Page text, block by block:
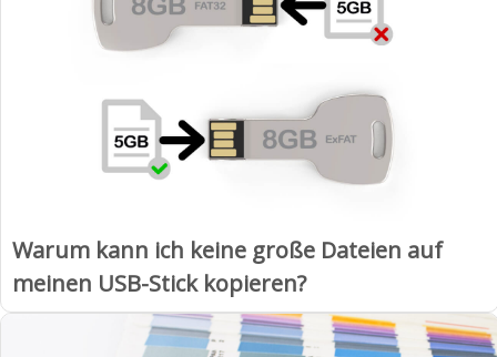
Warum kann ich keine große Dateien auf
meinen USB-Stick kopieren?